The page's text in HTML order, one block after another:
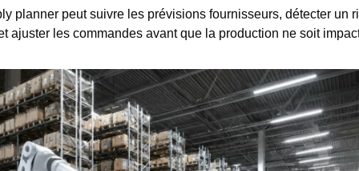
planner peut suivre les prévisions fournisseurs, détecter un
ajuster les commandes avant que la production ne soit